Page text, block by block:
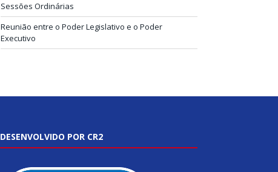
Sessões Ordinárias
Reunião entre o Poder Legislativo e o Poder
Executivo
DESENVOLVIDO POR CR2